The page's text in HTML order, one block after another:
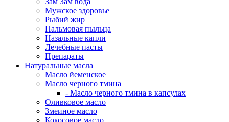
Мужское здоровье
Рыбий жир
Пальмовая пыльца
Назальные капли
Лечебные пасты
Препараты
Натуральные масла
Масло йеменское
Масло черного тмина
- Масло черного тмина в капсулах
Оливковое масло
Змеиное масло
Кокосовое масло